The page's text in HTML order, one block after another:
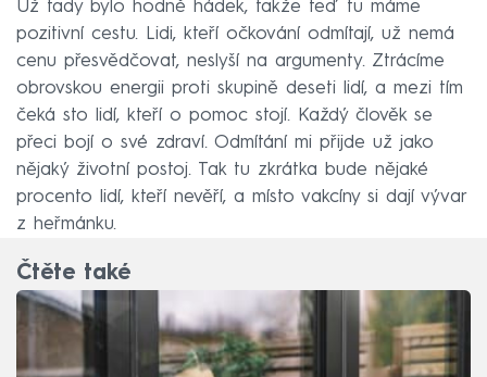
Už tady bylo hodně hádek, takže teď tu máme
pozitivní cestu. Lidi, kteří očkování odmítají, už nemá
cenu přesvědčovat, neslyší na argumenty. Ztrácíme
obrovskou energii proti skupině deseti lidí, a mezi tím
čeká sto lidí, kteří o pomoc stojí. Každý člověk se
přeci bojí o své zdraví. Odmítání mi přijde už jako
nějaký životní postoj. Tak tu zkrátka bude nějaké
procento lidí, kteří nevěří, a místo vakcíny si dají vývar
z heřmánku.
Čtěte také